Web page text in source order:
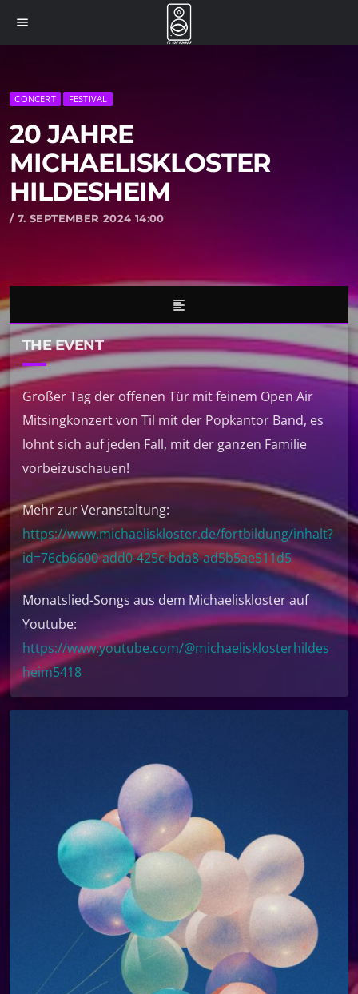
menu
CONCERT FESTIVAL
20 JAHRE
MICHAELISKLOSTER
HILDESHEIM
/ 7. SEPTEMBER 2024 14:00
format_align_left
THE EVENT
Großer Tag der offenen Tür mit feinem Open Air
Mitsingkonzert von Til mit der Popkantor Band, es
lohnt sich auf jeden Fall, mit der ganzen Familie
vorbeizuschauen!
Mehr zur Veranstaltung:
https://www.michaeliskloster.de/fortbildung/inhalt?
id=76cb6600-add0-425c-bda8-ad5b5ae511d5
Monatslied-Songs aus dem Michaeliskloster auf
Youtube:
https://www.youtube.com/@michaelisklosterhildes
heim5418